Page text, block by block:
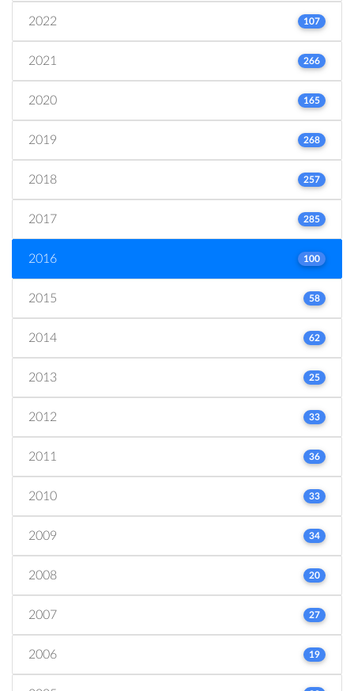
2022 107
2021 266
2020 165
2019 268
2018 257
2017 285
2016 100
2015 58
2014 62
2013 25
2012 33
2011 36
2010 33
2009 34
2008 20
2007 27
2006 19